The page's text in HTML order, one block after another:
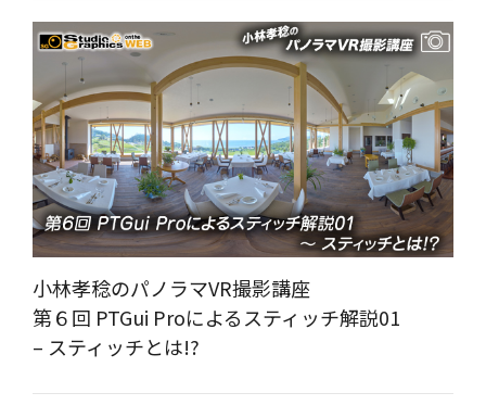
小林孝稔のパノラマVR撮影講座
第６回 PTGui Proによるスティッチ解説01
– スティッチとは!?